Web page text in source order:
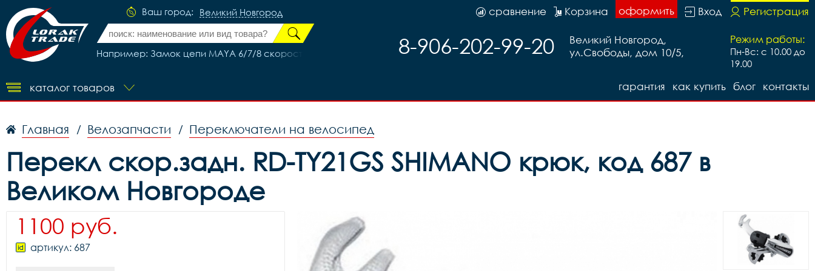
Ваш город: Великий Новгород
Например: Замок цепи MAYA 6/7/8 скоростей 1/2x3/32 Silver, код 41291
Регистрация
Вход
оформить
Корзина
сравнение
Режим работы:
Пн-Вс: с 10.00 до
19.00
Великий Новгород,
ул.Свободы, дом 10/5,
8-906-202-99-20
каталог товаров контакты
блог
как купить
гарантия
Главная / Велозапчасти / Переключатели на велосипед
Перекл скор.задн. RD-TY21GS SHIMANO крюк, код 687 в
Великом Новгороде
1100 руб.
артикул: 687